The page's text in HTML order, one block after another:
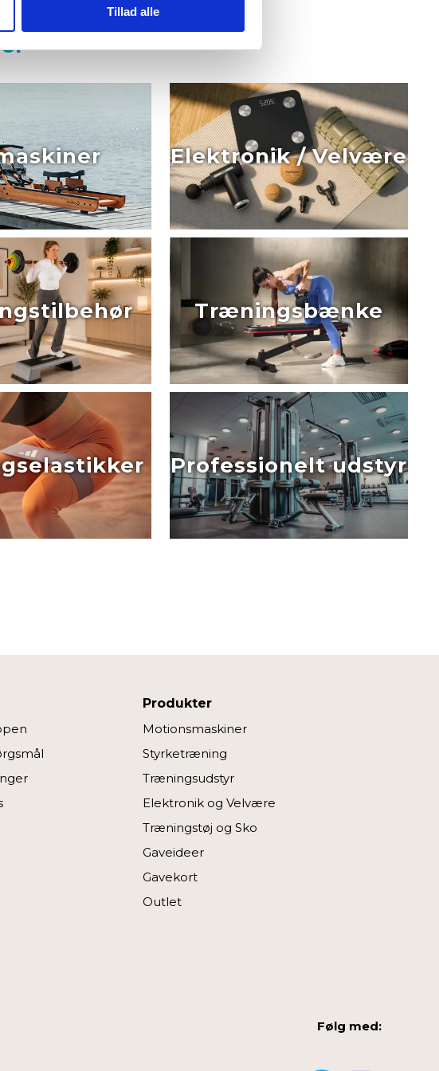
Tillad alle
Elektronik / Velvære
Træningsbænke
Professionelt udstyr
Produkter
Motionsmaskiner
Styrketræning
Træningsudstyr
Elektronik og Velvære
Træningstøj og Sko
Gaveideer
Gavekort
Outlet
Følg med: